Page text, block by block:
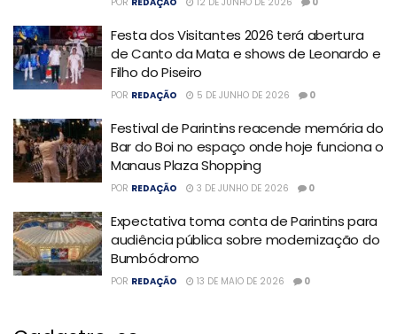
Festa dos Visitantes 2026 terá abertura
de Canto da Mata e shows de Leonardo e
Filho do Piseiro
POR REDAÇÃO 5 DE JUNHO DE 2026 0
Festival de Parintins reacende memória do
Bar do Boi no espaço onde hoje funciona o
Manaus Plaza Shopping
POR REDAÇÃO 3 DE JUNHO DE 2026 0
Expectativa toma conta de Parintins para
audiência pública sobre modernização do
Bumbódromo
POR REDAÇÃO 13 DE MAIO DE 2026 0